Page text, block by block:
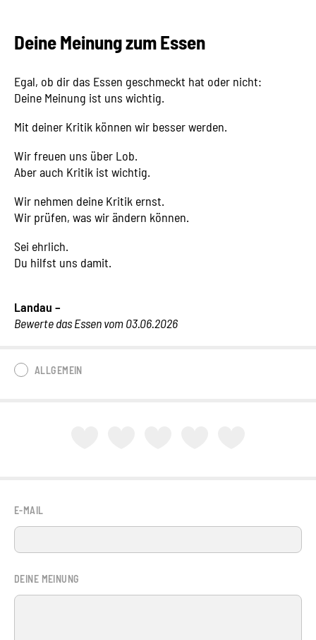
Deine Meinung zum Essen
Egal, ob dir das Essen geschmeckt hat oder nicht:
Deine Meinung ist uns wichtig.
Mit deiner Kritik können wir besser werden.
Wir freuen uns über Lob.
Aber auch Kritik ist wichtig.
Wir nehmen deine Kritik ernst.
Wir prüfen, was wir ändern können.
Sei ehrlich.
Du hilfst uns damit.
Landau –
Bewerte das Essen vom 03.06.2026
ALLGEMEIN
E-MAIL
DEINE MEINUNG